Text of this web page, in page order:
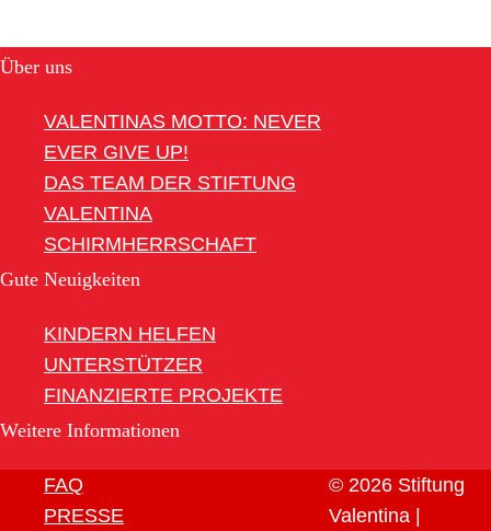
Über uns
VALENTINAS MOTTO: NEVER
EVER GIVE UP!
DAS TEAM DER STIFTUNG
VALENTINA
SCHIRMHERRSCHAFT
Gute Neuigkeiten
KINDERN HELFEN
UNTERSTÜTZER
FINANZIERTE PROJEKTE
Weitere Informationen
FAQ
PRESSE
© 2026 Stiftung
Valentina |